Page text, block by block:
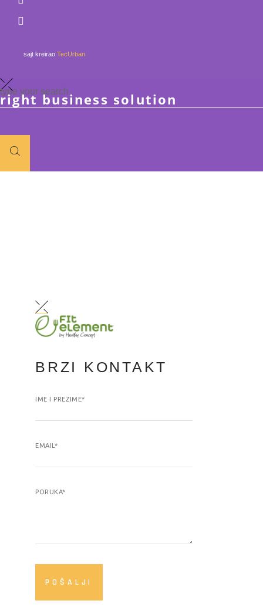
sajt kreiraoTecUrban
type your search
BRZI KONTAKT
IME I PREZIME*
EMAIL*
PORUKA*
POŠALJI